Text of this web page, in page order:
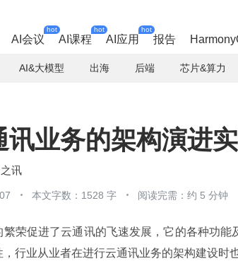
AI会议
hot
AI课程
hot
AI应用
hot
报告
AI&大模型 出海 后端 芯片&算力
讯业务的架构演进
讯
本文字数：1528 字 阅读完需：约 5 分钟
繁荣促进了云通讯的飞速发展，它的各种功
行业从业者在进行云通讯业务的架构建设时